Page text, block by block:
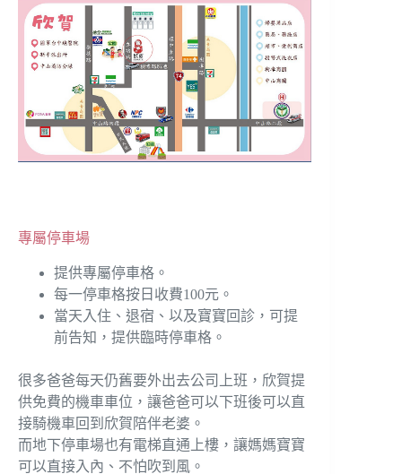
專屬停車場
提供專屬停車格。
每一停車格按日收費100元。
當天入住、退宿、以及寶寶回診，可提
前告知，提供臨時停車格。
很多爸爸每天仍舊要外出去公司上班，欣賀提
供免費的機車車位，讓爸爸可以下班後可以直
接騎機車回到欣賀陪伴老婆。
而地下停車場也有電梯直通上樓，讓媽媽寶寶
可以直接入內、不怕吹到風。